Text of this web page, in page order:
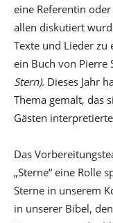
eine Referentin
allen diskutiert
Texte und Lieder zu
ein Buch von Pierre
Stern). Dieses Jahr
Thema gemalt, das
Gästen
Das
„Sterne“ eine Rolle
Sterne in unserem
in unserer Bibel,